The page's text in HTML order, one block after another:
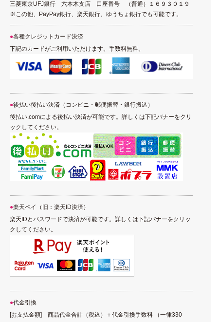
三菱東京UFJ銀行 六本木支店 口座番号 （普通）１６９３０１９
※この他、PayPay銀行、楽天銀行、ゆうちょ銀行でも可能です。
各種クレジットカード決済
下記のカードがご利用いただけます。手数料無料。
後払い後払い決済（コンビニ・郵便振替・銀行振込）
後払い.comによる後払い決済が可能です。詳しくは下記バナーをクリ
ックしてください。
楽天ペイ（旧：楽天ID決済）
楽天IDとパスワードで決済が可能です。詳しくは下記バナーをクリッ
クしてください。
代金引換
[お支払金額] 商品代金合計（税込）＋代金引換手数料 （一律330